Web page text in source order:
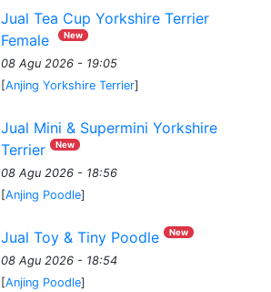
Jual Tea Cup Yorkshire Terrier
Female
New
08 Agu 2026 - 19:05
[Anjing Yorkshire Terrier]
Jual Mini & Supermini Yorkshire
Terrier
New
08 Agu 2026 - 18:56
[Anjing Poodle]
Jual Toy & Tiny Poodle New
08 Agu 2026 - 18:54
[Anjing Poodle]